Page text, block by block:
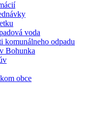
voda
komunálneho odpadu
Bohunka
obce